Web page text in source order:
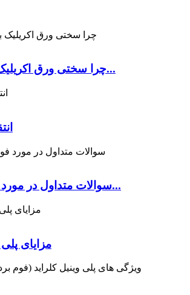
چرا سختی ورق اکریلیک اینقدر است که...
سوالات متداول در مورد فوم پی وی سی...
مزایای